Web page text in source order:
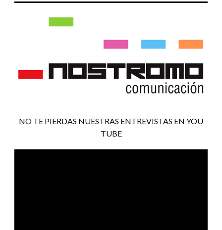
NO TE PIERDAS NUESTRAS ENTREVISTAS EN YOU
TUBE